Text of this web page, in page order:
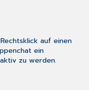
auf einen
ein
zu werden.